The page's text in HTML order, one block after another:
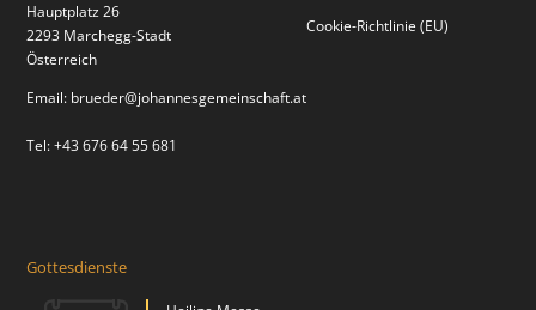
Hauptplatz 26
2293 Marchegg-Stadt
Österreich
Email: brueder@johannesgemeinschaft.at
Tel: +43 676 64 55 681
Cookie-Richtlinie (EU)
Gottesdienste